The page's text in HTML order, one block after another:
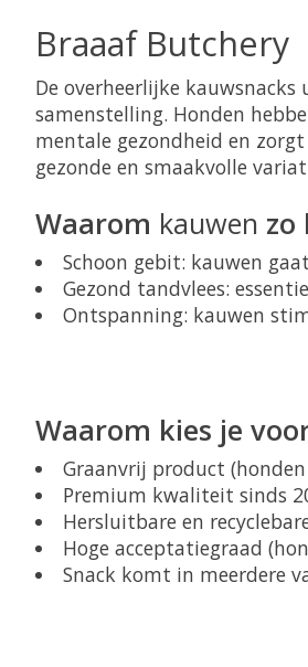
Braaaf Butchery
De overheerlijke
samenstelling. Honden
mentale gezondheid en
gezonde en smaakvolle
Waarom kauwen zo
Schoon gebit: kauwen
Gezond tandvlees:
Ontspanning: kauwen
Waarom kies je
Graanvrij product
Premium kwaliteit sinds
Hersluitbare en
Hoge acceptatiegraad
Snack komt in meerdere